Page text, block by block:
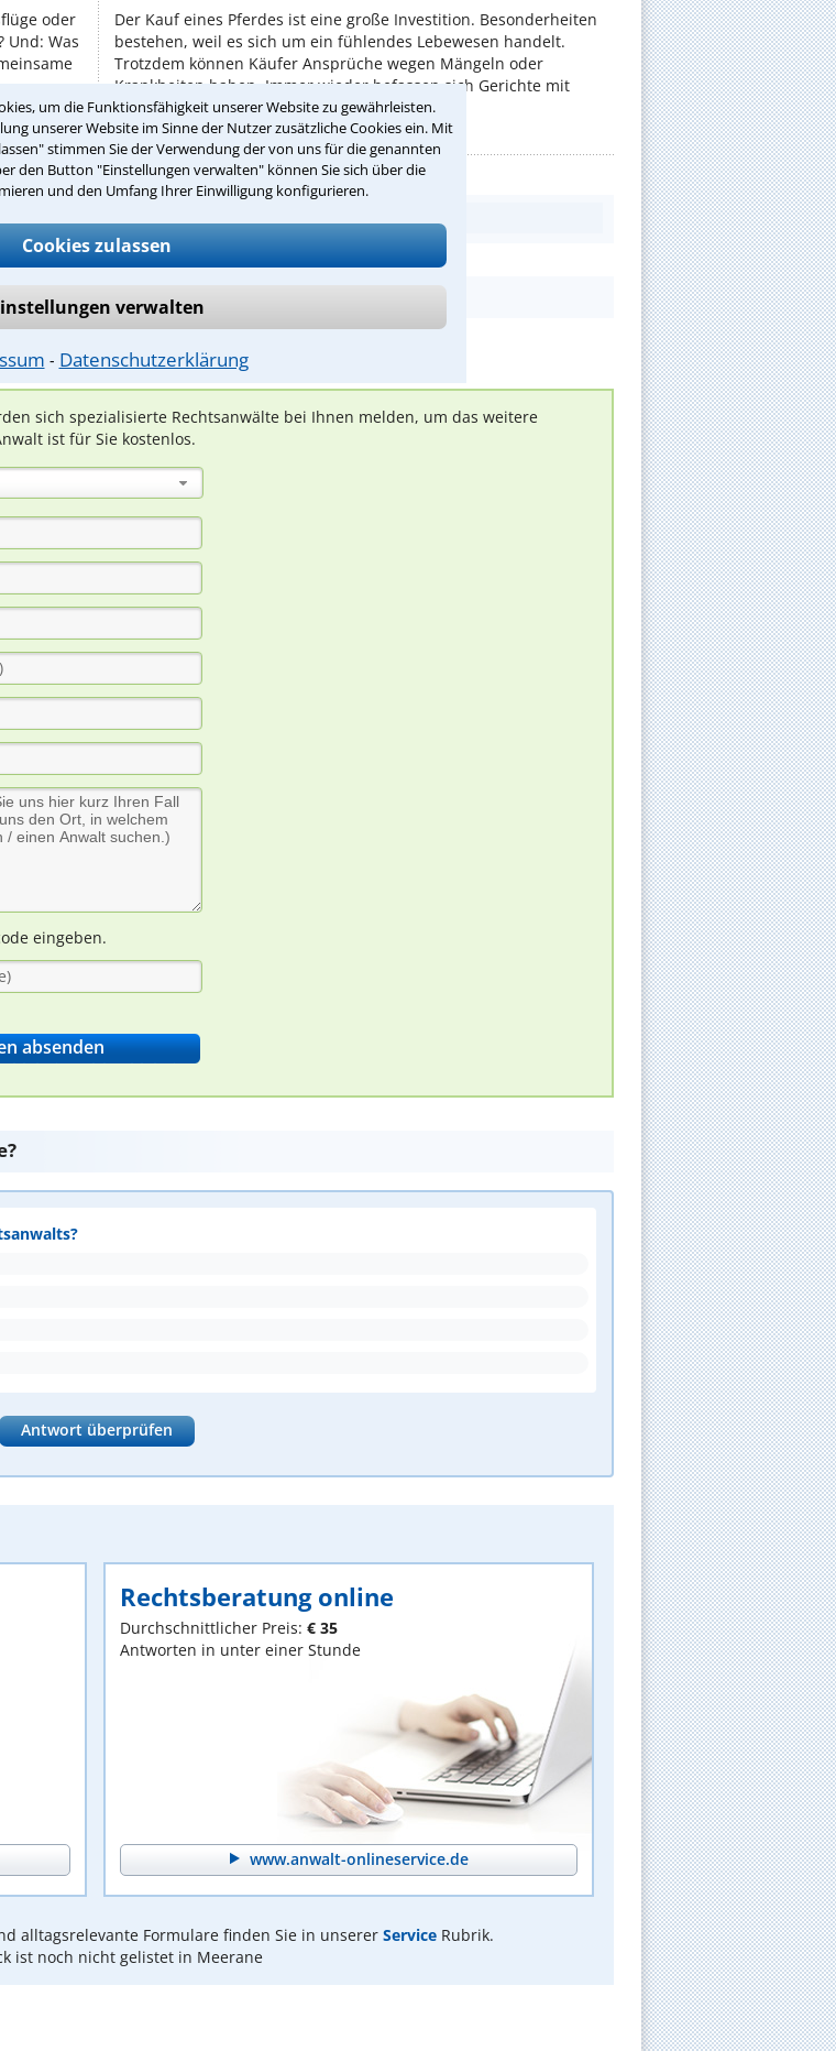
um die Funktionsfähigkeit unserer Website zu gewährleisten.
unserer Website im Sinne der Nutzer zusätzliche Cookies ein. Mit
stimmen Sie der Verwendung der von uns für die genannten
den Button "Einstellungen verwalten" können Sie sich über die
und den Umfang Ihrer Einwilligung konfigurieren.
Cookies zulassen
verwalten
⁃ Datenschutzerklärung
oder
Und: Was
Der Kauf eines Pferdes ist eine große Investition. Besonderheiten
bestehen, weil es sich um ein fühlendes Lebewesen handelt.
Trotzdem können Käufer Ansprüche wegen Mängeln oder
Krankheiten haben. Immer wieder befassen sich Gerichte mit
Fällen, bei ...
sich spezialisierte Rechtsanwälte bei Ihnen melden, um das weitere
ist für Sie kostenlos.
eingeben.
Antwort überprüfen
Rechtsberatung online
Durchschnittlicher Preis: € 35
Antworten in unter einer Stunde
www.anwalt-onlineservice.de
alltagsrelevante Formulare finden Sie in unserer ServiceRubrik.
ist noch nicht gelistet in Meerane